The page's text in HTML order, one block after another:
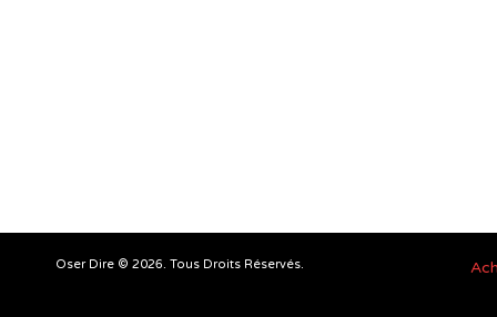
Oser Dire © 2026. Tous Droits Réservés.